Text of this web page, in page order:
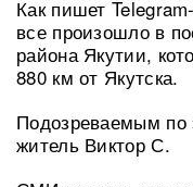
Как пишет
все произошло в
района Якутии,
880 км от Якутска.
Подозреваемым по
житель Виктор С.